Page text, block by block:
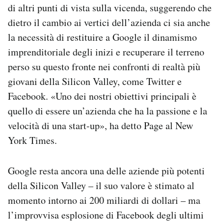
di altri punti di vista sulla vicenda, suggerendo che
dietro il cambio ai vertici dell’azienda ci sia anche
la necessità di restituire a Google il dinamismo
imprenditoriale degli inizi e recuperare il terreno
perso su questo fronte nei confronti di realtà più
giovani della Silicon Valley, come Twitter e
Facebook. «Uno dei nostri obiettivi principali è
quello di essere un’azienda che ha la passione e la
velocità di una start-up», ha detto Page al New
York Times.
Google resta ancora una delle aziende più potenti
della Silicon Valley – il suo valore è stimato al
momento intorno ai 200 miliardi di dollari – ma
l’improvvisa esplosione di Facebook degli ultimi